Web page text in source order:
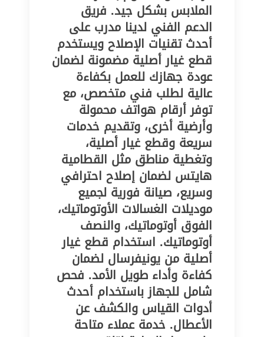
الملابس بشكل جيد. فريق
الدعم الفني لدينا مدرب على
أحدث تقنيات الإصلاح ويستخدم
قطع غيار أصلية مضمونة لضمان
عودة جهازك للعمل بكفاءة
عالية لطلب فني متخصص، مع
توفر أرقام هواتف محمولة
وأرضية أخرى، وتقديم خدمات
سريعة وقطع غيار أصلية،
وتغطية مناطق مثل القطامية
هايتس لضمان إصلاح احترافي
وسريع، صيانة فورية لجميع
موديلات الغسالات الأوتوماتيك،
الفوق أوتوماتيك، والنصف
أوتوماتيك. استخدام قطع غيار
أصلية من يونيفرسال لضمان
كفاءة وأداء طويل الأمد. فحص
شامل للجهاز باستخدام أحدث
أدوات القياس والكشف عن
الأعطال. خدمة عملاء متاحة